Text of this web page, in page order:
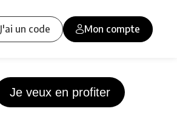
J'ai un code Mon compte
Je veux en profiter